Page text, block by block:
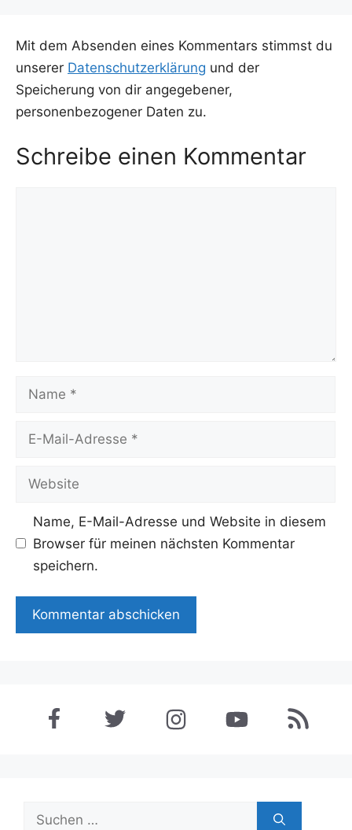
Mit dem Absenden eines Kommentars stimmst du
unserer Datenschutzerklärung und der
Speicherung von dir angegebener,
personenbezogener Daten zu.
Schreibe einen Kommentar
Name
Adresse
Website
Name, E-Mail-Adresse und Website in diesem
Browser für meinen nächsten Kommentar
speichern.
Suchen